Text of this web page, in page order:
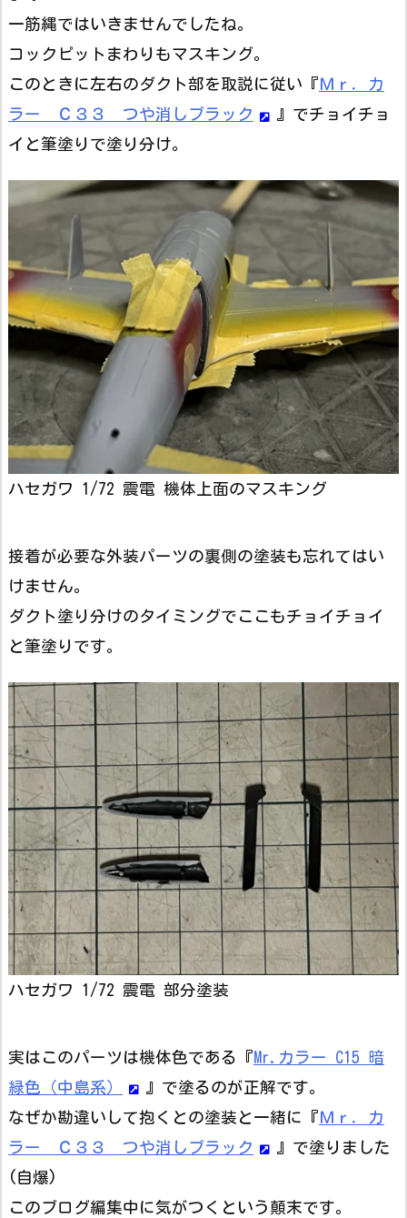
一筋縄ではいきませんでしたね。
コックピットまわりもマスキング。
このときに左右のダクト部を取説に従い『Ｍｒ．カ
ラー Ｃ３３ つや消しブラック
』でチョイチョ
イと筆塗りで塗り分け。
ハセガワ 1/72 震電 機体上面のマスキング
接着が必要な外装パーツの裏側の塗装も忘れてはい
けません。
ダクト塗り分けのタイミングでここもチョイチョイ
と筆塗りです。
ハセガワ 1/72 震電 部分塗装
実はこのパーツは機体色である『Mr.カラー C15 暗
緑色（中島系）
』で塗るのが正解です。
なぜか勘違いして抱くとの塗装と一緒に『Ｍｒ．カ
ラー Ｃ３３ つや消しブラック
』で塗りました
(自爆)
このブログ編集中に気がつくという顛末です。